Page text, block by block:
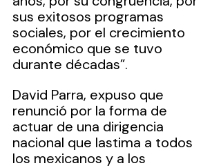
sus exitosos programas
sociales, por el crecimiento
económico que se tuvo
durante décadas”.
David Parra, expuso que
renunció por la forma de
actuar de una dirigencia
nacional que lastima a todos
los mexicanos y a los